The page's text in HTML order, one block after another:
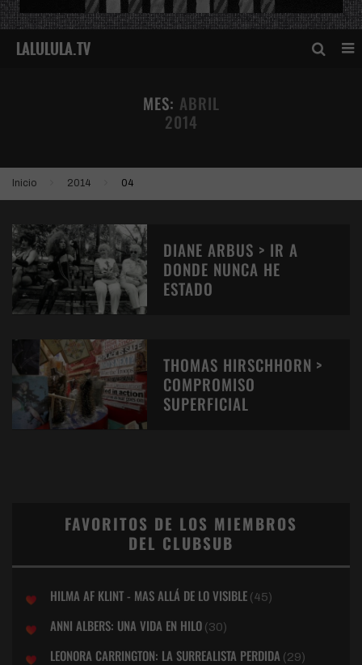
MES: ABRIL
2014
Inicio 2014 04
DIANE ARBUS > IR A
DONDE NUNCA HE
ESTADO
THOMAS HIRSCHHORN >
COMPROMISO
SUPERFICIAL
FAVORITOS DE LOS MIEMBROS
DEL CLUBSUB
HILMA AF KLINT - MAS ALLÁ DE LO VISIBLE (45)
ANNI ALBERS: UNA VIDA EN HILO (30)
LEONORA CARRINGTON: LA SURREALISTA PERDIDA (29)